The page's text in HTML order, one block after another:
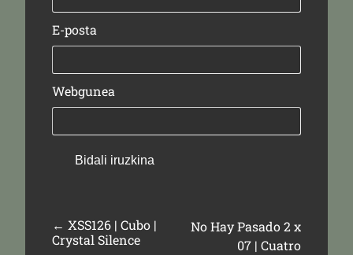
E-posta
Webgunea
← XSS126 | Cubo |
Crystal Silence
No Hay Pasado 2 x
07 | Cuatro